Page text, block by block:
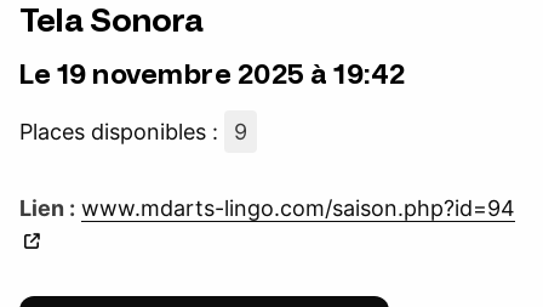
Tela Sonora
Le 19 novembre 2025 à 19:42
Places disponibles : 9
Lien : www.mdarts-lingo.com/saison.php?id=94